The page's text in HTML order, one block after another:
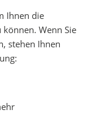
Ihnen die
Wenn Sie
stehen Ihnen